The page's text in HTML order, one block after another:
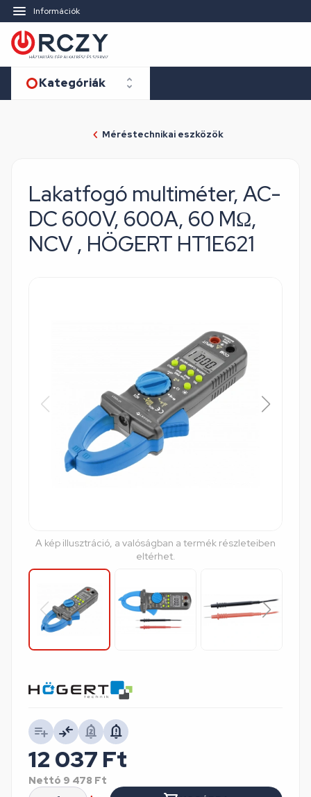
Információk
Kategóriák
Méréstechnikai eszközök
Lakatfogó multiméter, AC-
DC 600V, 600A, 60 MΩ,
NCV , HÖGERT HT1E621
A kép illusztráció, a valóságban a termék részleteiben
eltérhet.
12 037 Ft
Nettó 9 478 Ft